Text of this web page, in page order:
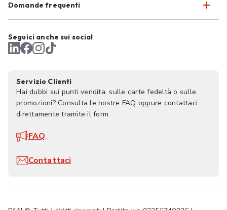
Domande frequenti
Seguici anche sui social
Servizio Clienti
Hai dubbi sui punti vendita, sulle carte fedeltà o sulle
promozioni? Consulta le nostre FAQ oppure contattaci
direttamente tramite il form.
FAQ
Contattaci